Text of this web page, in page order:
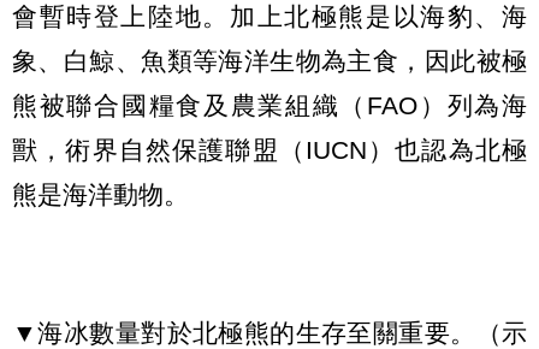
會暫時登上陸地。加上北極熊是以海豹、海
象、白鯨、魚類等海洋生物為主食，因此被極
熊被聯合國糧食及農業組織（FAO）列為海
獸，術界自然保護聯盟（IUCN）也認為北極
熊是海洋動物。
▼海冰數量對於北極熊的生存至關重要。（示